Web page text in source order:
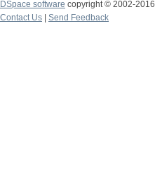
DSpace software copyright © 2002-2016
Contact Us
Send Feedback